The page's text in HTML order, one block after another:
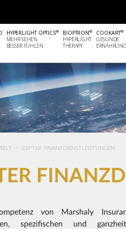
HYPERLIGHT OPTICS®
MEHR SEHEN.
BESSER FÜHLEN.
BIOPTRON®
HYPERLIGHT
THERAPY
COOKART®
GESUNDE
ERNÄHRUNG
ZEPTER FINANZDIENSTLEISTUNGEN
von Marshaly
spezifischen und